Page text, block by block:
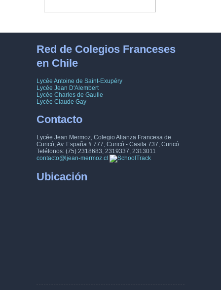
Red de Colegios Franceses
en Chile
Lycée Antoine de Saint-Exupéry
Lycée Jean D'Alembert
Lycée Charles de Gaulle
Lycée Claude Gay
Contacto
Lycée Jean Mermoz, Colegio Alianza Francesa de
Curicó, Av. España # 777, Curicó - Casila 737, Curicó
Teléfonos: (75) 2318683, 2319337, 2313011
contacto@ljean-mermoz.cl
Ubicación